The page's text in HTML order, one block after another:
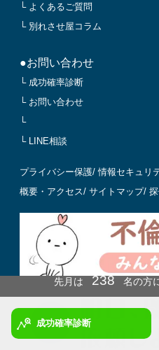
└ よくあるご質問
└ 別れさせ屋コラム
●お問い合わせ
└ 成功確率診断
└ お問い合わせ
└
└ LINE相談
プライバシー保護/情報セキュリ
概要・アクセス/ サイトマップ/
先月は 238
名の方
までに結果を出したい
成功確率診断